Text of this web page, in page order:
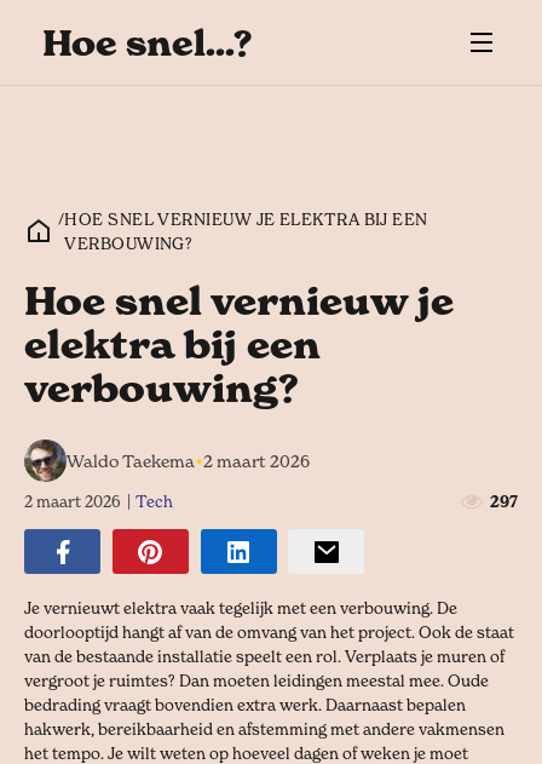
Hoe snel...?
/HOE SNEL VERNIEUW JE ELEKTRA BIJ EEN
VERBOUWING?
Hoe snel vernieuw je
elektra bij een
verbouwing?
Waldo Taekema•2 maart 2026
2 maart 2026 Tech 297
Je vernieuwt elektra vaak tegelijk met een verbouwing. De
doorlooptijd hangt af van de omvang van het project. Ook de staat
van de bestaande installatie speelt een rol. Verplaats je muren of
vergroot je ruimtes? Dan moeten leidingen meestal mee. Oude
bedrading vraagt bovendien extra werk. Daarnaast bepalen
hakwerk, bereikbaarheid en afstemming met andere vakmensen
het tempo. Je wilt weten op hoeveel dagen of weken je moet